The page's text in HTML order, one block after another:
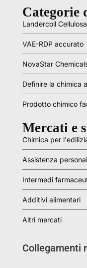
Categorie
Landercoll Cellulosa
VAE-RDP accurato
NovaStar
Definire la chimica
Prodotto chimico
Mercati e
Chimica per
Assistenza
Intermedi
Additivi alimentari
Altri mercati
Collegamenti